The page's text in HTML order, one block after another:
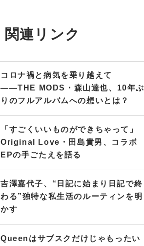
関連リンク
コロナ禍と病気を乗り越えて
――THE MODS・森山達也、10年ぶ
りのフルアルバムへの想いとは？
「すごくいいものができちゃって」
Original Love・田島貴男、コラボ
EPの手ごたえを語る
吉澤嘉代子、“日記に始まり日記で終
わる”独特な私生活のルーティンを明
かす
Queenはサブスクだけじゃもったい